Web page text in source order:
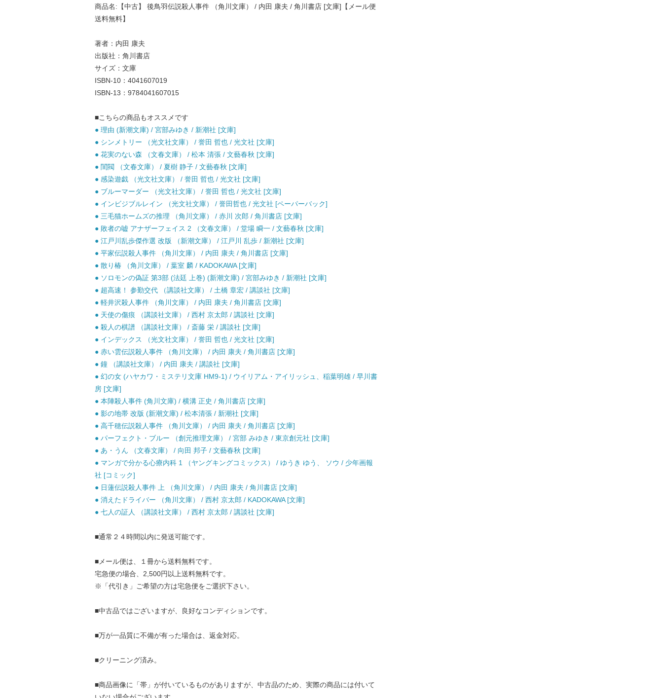
商品名:【中古】 後鳥羽伝説殺人事件 （角川文庫） / 内田 康夫 / 角川書店 [文庫]【メール便
送料無料】
著者：内田 康夫
出版社：角川書店
サイズ：文庫
ISBN-10：4041607019
ISBN-13：9784041607015
■こちらの商品もオススメです
● 理由 (新潮文庫) / 宮部みゆき / 新潮社 [文庫]
● シンメトリー （光文社文庫） / 誉田 哲也 / 光文社 [文庫]
● 花実のない森 （文春文庫） / 松本 清張 / 文藝春秋 [文庫]
● 閨閥 （文春文庫） / 夏樹 静子 / 文藝春秋 [文庫]
● 感染遊戯 （光文社文庫） / 誉田 哲也 / 光文社 [文庫]
● ブルーマーダー （光文社文庫） / 誉田 哲也 / 光文社 [文庫]
● インビジブルレイン （光文社文庫） / 誉田哲也 / 光文社 [ペーパーバック]
● 三毛猫ホームズの推理 （角川文庫） / 赤川 次郎 / 角川書店 [文庫]
● 敗者の嘘 アナザーフェイス 2 （文春文庫） / 堂場 瞬一 / 文藝春秋 [文庫]
● 江戸川乱歩傑作選 改版 （新潮文庫） / 江戸川 乱歩 / 新潮社 [文庫]
● 平家伝説殺人事件 （角川文庫） / 内田 康夫 / 角川書店 [文庫]
● 散り椿 （角川文庫） / 葉室 麟 / KADOKAWA [文庫]
● ソロモンの偽証 第3部 (法廷 上巻) (新潮文庫) / 宮部みゆき / 新潮社 [文庫]
● 超高速！ 参勤交代 （講談社文庫） / 土橋 章宏 / 講談社 [文庫]
● 軽井沢殺人事件 （角川文庫） / 内田 康夫 / 角川書店 [文庫]
● 天使の傷痕 （講談社文庫） / 西村 京太郎 / 講談社 [文庫]
● 殺人の棋譜 （講談社文庫） / 斎藤 栄 / 講談社 [文庫]
● インデックス （光文社文庫） / 誉田 哲也 / 光文社 [文庫]
● 赤い雲伝説殺人事件 （角川文庫） / 内田 康夫 / 角川書店 [文庫]
● 鐘 （講談社文庫） / 内田 康夫 / 講談社 [文庫]
● 幻の女 (ハヤカワ・ミステリ文庫 HM9-1) / ウイリアム・アイリッシュ、稲葉明雄 / 早川書
房 [文庫]
● 本陣殺人事件 (角川文庫) / 横溝 正史 / 角川書店 [文庫]
● 影の地帯 改版 (新潮文庫) / 松本清張 / 新潮社 [文庫]
● 高千穂伝説殺人事件 （角川文庫） / 内田 康夫 / 角川書店 [文庫]
● パーフェクト・ブルー （創元推理文庫） / 宮部 みゆき / 東京創元社 [文庫]
● あ・うん （文春文庫） / 向田 邦子 / 文藝春秋 [文庫]
● マンガで分かる心療内科 1 （ヤングキングコミックス） / ゆうき ゆう、 ソウ / 少年画報
社 [コミック]
● 日蓮伝説殺人事件 上 （角川文庫） / 内田 康夫 / 角川書店 [文庫]
● 消えたドライバー （角川文庫） / 西村 京太郎 / KADOKAWA [文庫]
● 七人の証人 （講談社文庫） / 西村 京太郎 / 講談社 [文庫]
■通常２４時間以内に発送可能です。
■メール便は、１冊から送料無料です。
宅急便の場合、2,500円以上送料無料です。
※「代引き」ご希望の方は宅急便をご選択下さい。
■中古品ではございますが、良好なコンディションです。
■万が一品質に不備が有った場合は、返金対応。
■クリーニング済み。
■商品画像に「帯」が付いているものがありますが、中古品のため、実際の商品には付いて